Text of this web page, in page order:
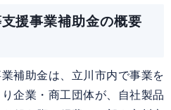
援事業補助金の概要
補助金は、立川市内で事業を
企業・商工団体が、自社製品